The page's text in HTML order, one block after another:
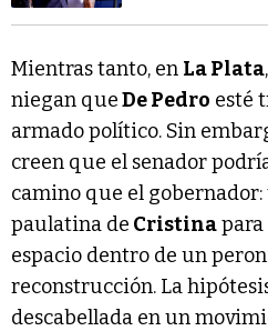
Mientras tanto, en La Plata
niegan queDe Pedro esté
armado político. Sin
creen que el senador
camino que el
paulatina de Cristina
espacio dentro de un
reconstrucción. La
descabellada en un